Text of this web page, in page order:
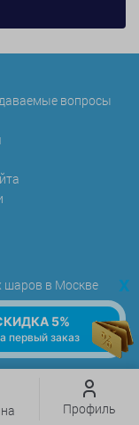
вопросы
шаров в Москве
Профиль
x
5%
первый заказ